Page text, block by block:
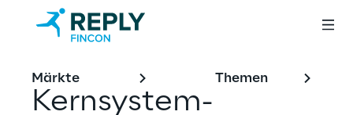
Märkte Themen
Kernsystem-